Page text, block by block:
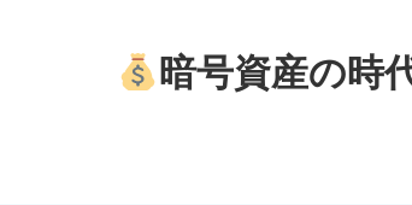
暗号資産の時